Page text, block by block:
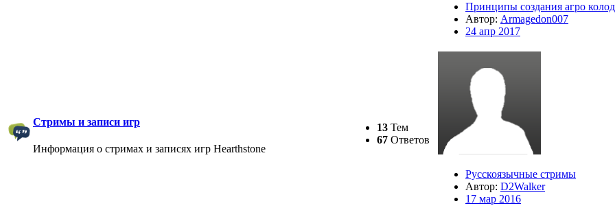
Принципы создания агро
Автор: Armagedon007
24 апр 2017
Стримы и записи игр
Информация о стримах и записях игр Hearthstone
13 Тем
67 Ответов
Русскоязычные стримы
Автор: D2Walker
17 мар 2016